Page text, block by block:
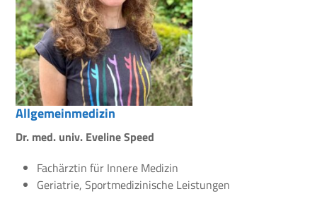
Allgemeinmedizin
Dr. med. univ. Eveline Speed
Fachärztin für Innere Medizin
Geriatrie, Sportmedizinische Leistungen